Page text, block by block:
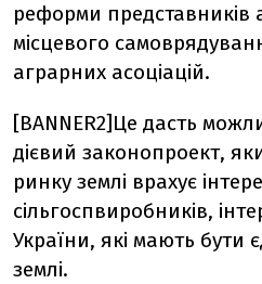
реформи представників
місцевого
аграрних асоціацій.
[BANNER2]Це дасть
дієвий законопроект,
ринку землі врахує
сільгоспвиробників,
України, які мають
землі.